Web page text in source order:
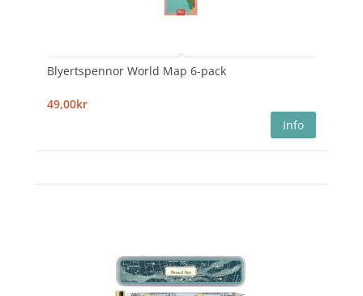
Blyertspennor World Map 6-pack
49,00kr